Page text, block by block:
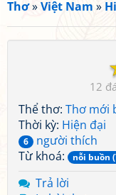
Thơ»Việt Nam »
12
Thể thơ: Thơ mới
Thời kỳ: Hiện đại
6
người thích
Từ khoá:
nỗi buồn
Trả lời